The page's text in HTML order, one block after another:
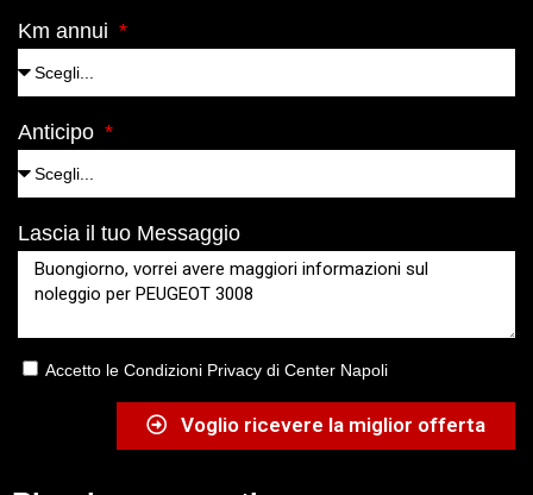
Km annui
Anticipo
Lascia il tuo Messaggio
Accetto le Condizioni Privacy di Center Napoli
Voglio ricevere la miglior offerta